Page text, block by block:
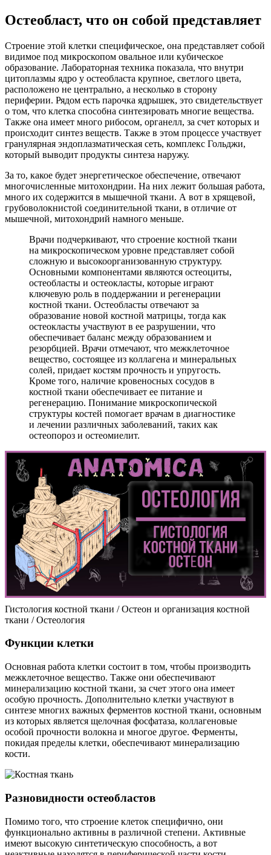
Остеобласт, что он собой представляет
Строение этой клетки специфическое, она представляет собой
видимое под микроскопом овальное или кубическое
образование. Лабораторная техника показала, что внутри
цитоплазмы ядро у остеобласта крупное, светлого цвета,
расположено не центрально, а несколько в сторону
периферии. Рядом есть парочка ядрышек, это свидетельствует
о том, что клетка способна синтезировать многие вещества.
Также она имеет много рибосом, органелл, за счет которых и
происходит синтез веществ. Также в этом процессе участвует
гранулярная эндоплазматическая сеть, комплекс Гольджи,
который выводит продукты синтеза наружу.
За то, какое будет энергетическое обеспечение, отвечают
многочисленные митохондрии. На них лежит большая работа,
много их содержится в мышечной ткани. А вот в хрящевой,
грубоволокнистой соединительной ткани, в отличие от
мышечной, митохондрий намного меньше.
Врачи подчеркивают, что строение костной ткани
на микроскопическом уровне представляет собой
сложную и высокоорганизованную структуру.
Основными компонентами являются остеоциты,
остеобласты и остеокласты, которые играют
ключевую роль в поддержании и регенерации
костной ткани. Остеобласты отвечают за
образование новой костной матрицы, тогда как
остеокласты участвуют в ее разрушении, что
обеспечивает баланс между образованием и
резорбцией. Врачи отмечают, что межклеточное
вещество, состоящее из коллагена и минеральных
солей, придает костям прочность и упругость.
Кроме того, наличие кровеносных сосудов в
костной ткани обеспечивает ее питание и
регенерацию. Понимание микроскопической
структуры костей помогает врачам в диагностике
и лечении различных заболеваний, таких как
остеопороз и остеомиелит.
Гистология костной ткани / Остеон и организация костной
ткани / Остеология
Функции клетки
Основная работа клетки состоит в том, чтобы производить
межклеточное вещество. Также они обеспечивают
минерализацию костной ткани, за счет этого она имеет
особую прочность. Дополнительно клетки участвуют в
синтезе многих важных ферментов костной ткани, основным
из которых является щелочная фосфатаза, коллагеновые
особой прочности волокна и многое другое. Ферменты,
покидая пределы клетки, обеспечивают минерализацию
кости.
Разновидности остеобластов
Помимо того, что строение клеток специфично, они
функционально активны в различной степени. Активные
имеют высокую синтетическую способность, а вот